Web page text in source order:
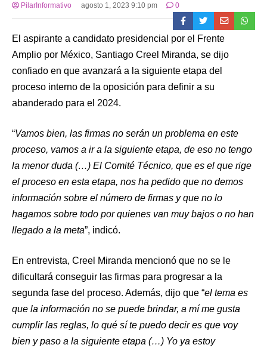
PilarInformativo agosto 1, 2023 9:10 pm 0
El aspirante a candidato presidencial por el Frente
Amplio por México, Santiago Creel Miranda, se dijo
confiado en que avanzará a la siguiente etapa del
proceso interno de la oposición para definir a su
abanderado para el 2024.
“Vamos bien, las firmas no serán un problema en este
proceso, vamos a ir a la siguiente etapa, de eso no tengo
la menor duda (…) El Comité Técnico, que es el que rige
el proceso en esta etapa, nos ha pedido que no demos
información sobre el número de firmas y que no lo
hagamos sobre todo por quienes van muy bajos o no han
llegado a la meta”, indicó.
En entrevista, Creel Miranda mencionó que no se le
dificultará conseguir las firmas para progresar a la
segunda fase del proceso. Además, dijo que “el tema es
que la información no se puede brindar, a mí me gusta
cumplir las reglas, lo qué sí te puedo decir es que voy
bien y paso a la siguiente etapa (…) Yo ya estoy